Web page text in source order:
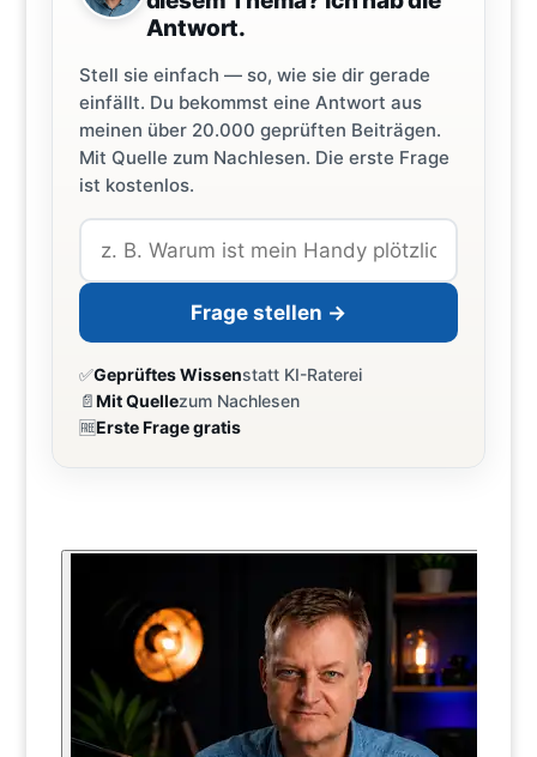
Antwort.
Stell sie einfach — so, wie sie dir gerade
einfällt. Du bekommst eine Antwort aus
meinen über 20.000 geprüften Beiträgen.
Mit Quelle zum Nachlesen. Die erste Frage
ist kostenlos.
Frage stellen →
✅Geprüftes Wissenstatt KI-Raterei
📄Mit Quellezum Nachlesen
🆓Erste Frage gratis